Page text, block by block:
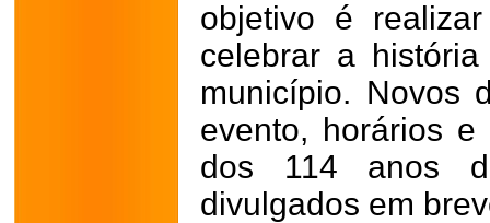
objetivo é
celebrar a
município. Novos
evento, horários e
dos 114 anos
divulgados em